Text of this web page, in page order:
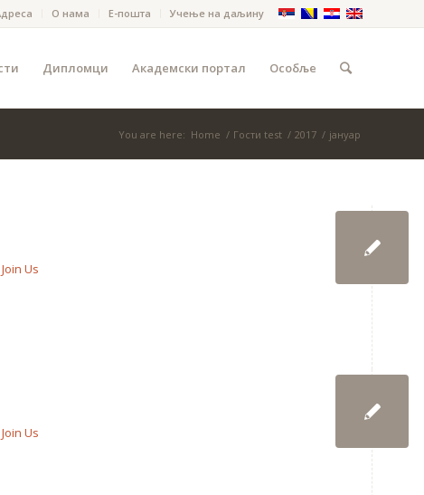
О нама Е-пошта Учење на даљину
Дипломци Академски портал Особље
You are here: Home / Гости test / 2017 / јануар
Join Us
Join Us